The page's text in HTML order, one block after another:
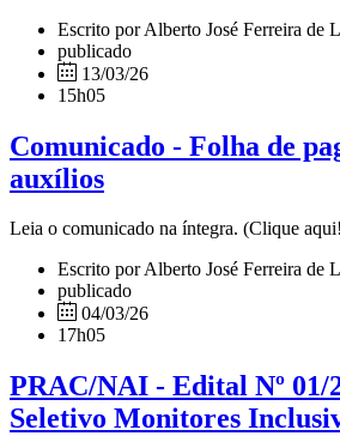
Escrito por Alberto José Ferreira de
publicado
13/03/26
15h05
Comunicado - Folha de
auxílios
Leia o comunicado na íntegra. (Clique
Escrito por Alberto José Ferreira de
publicado
04/03/26
17h05
PRAC/NAI - Edital Nº 01/
Seletivo Monitores